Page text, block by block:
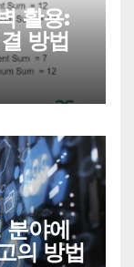
활용:
방법
분야에
의 방법